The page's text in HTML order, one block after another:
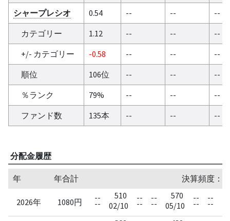
シャープレシオ 0.54 -- --
--
カテゴリー
1.12 -- --
--
+/- カテゴリー
-0.58 -- --
--
順位
106位 -- --
--
％ランク
79% -- --
--
ファンド数
135本 -- -- --
分配金履歴
年 年合計 決算頻度：
2026年 1080円 --
--
510
02/10
--
--
--
--
570
05/10
--
--
--
--